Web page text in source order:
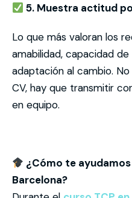
5. Muestra actitud
Lo que más valoran los
amabilidad, capacidad
adaptación al cambio.
CV, hay que transmitir
en equipo.
¿Cómo te
Barcelona?